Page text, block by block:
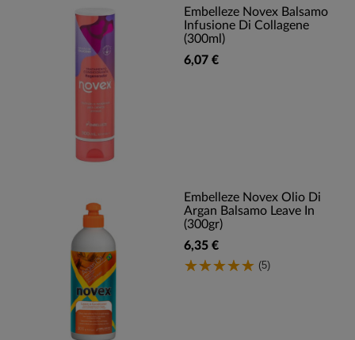
Embelleze Novex Balsamo
Infusione Di Collagene
(300ml)
6,07 €
Embelleze Novex Olio Di
Argan Balsamo Leave In
(300gr)
6,35 €
(5)